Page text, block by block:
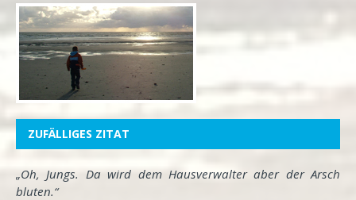
ZUFÄLLIGES ZITAT
„Oh, Jungs. Da wird dem Hausverwalter aber der Arsch
bluten.“